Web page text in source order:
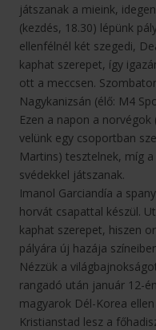
játszanak a mieink,
(kezdés, 18.30) lépünk
ellenfélnél két szegedi,
kaphat szerepet, így
ott a meccsen.
Nagykanizsán (élő: M4
Ezen a napon a
velünk egy csoportban
Martins) tesztelnek, míg
svédekkel játszanak.
Imanol Garciandía a
horvát csapattal készül.
kaphat szerepet, hiszen
pályára új hazája
Nézzük a
rangadó után január 12-
magyarok Dél-Korea
Kristianstad lesz a